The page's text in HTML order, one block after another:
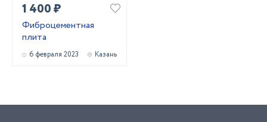
1 400 ₽
Фиброцементная
плита
6 февраля 2023 Казань